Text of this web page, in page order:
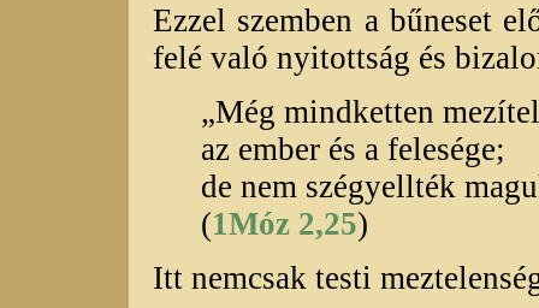
Ezzel szemben a bűneset
felé való nyitottság és
„Még mindketten
az ember és a felesége;
de nem szégyellték
(1Móz 2,25)
Itt nemcsak testi